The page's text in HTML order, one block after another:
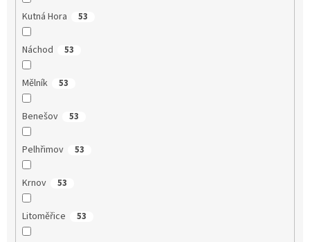
Kutná Hora 53
Náchod 53
Mělník 53
Benešov 53
Pelhřimov 53
Krnov 53
Litoměřice 53